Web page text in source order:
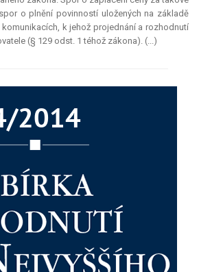
o plnění povinností uložených na základě
k jehož projednání a rozhodnutí
(§ 129 odst. 1 téhož zákona). (...)